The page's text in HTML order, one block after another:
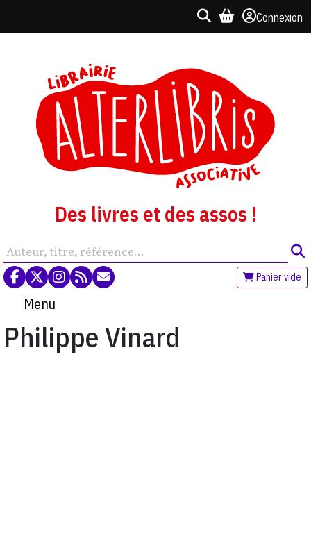
Connexion
Des livres et des assos !
Panier vide
Menu
Philippe Vinard